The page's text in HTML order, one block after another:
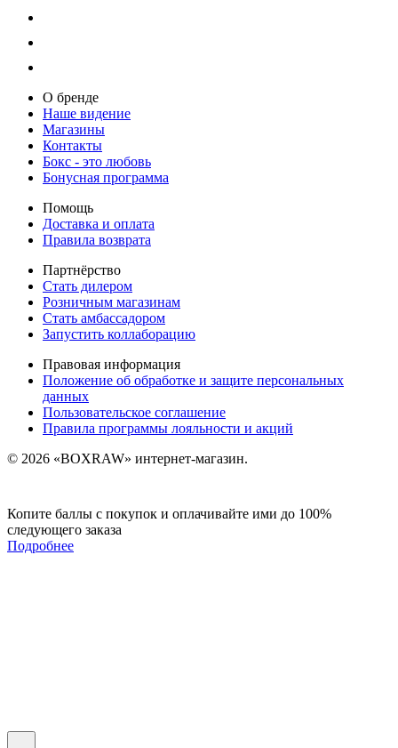
О бренде
Наше видение
Магазины
Контакты
Бокс - это любовь
Бонусная программа
Помощь
Доставка и оплата
Правила возврата
Партнёрство
Стать дилером
Розничным магазинам
Стать амбассадором
Запустить коллаборацию
Правовая информация
Положение об обработке и защите персональных
данных
Пользовательское соглашение
Правила программы лояльности и акций
© 2026 «BOXRAW» интернет-магазин.
Копите баллы с покупок и оплачивайте ими до 100%
следующего заказа
Подробнее